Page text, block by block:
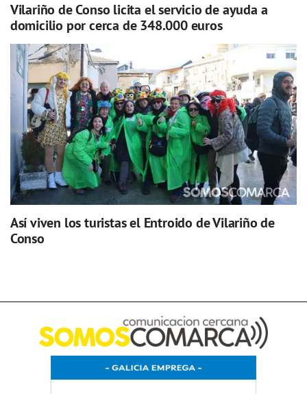
Vilariño de Conso licita el servicio de ayuda a
domicilio por cerca de 348.000 euros
Así viven los turistas el Entroido de Vilariño de
Conso